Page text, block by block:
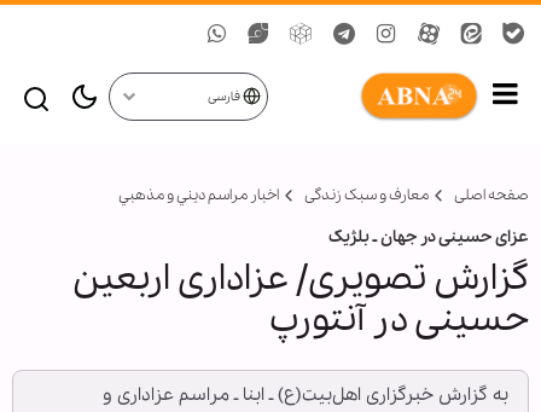
فارسی
صفحه اصلی معارف و سبک زندگی اخبار مراسم ديني و مذهبي
عزای حسینی در جهان ـ بلژیک
گزارش تصویری/ عزاداری اربعین
حسینی در آنتورپ
به گزارش خبرگزاری اهل‌بیت(ع) ـ ابنا ـ مراسم عزاداری و